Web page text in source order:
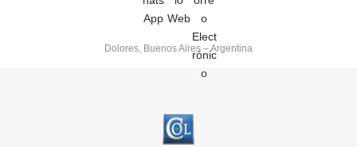
Dolores, Buenos Aires – Argentina